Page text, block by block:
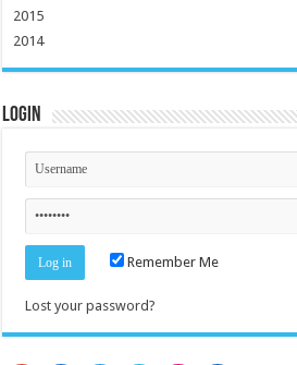
2015
2014
Login
Remember Me
Lost your password?